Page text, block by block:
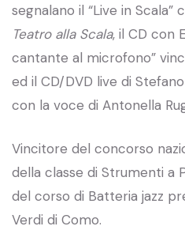
segnalano il “Live in Scala”
Teatro alla Scala, il CD con
cantante al microfono”
ed il CD/DVD live di
con la voce di Antonella
Vincitore del concorso
della classe di Strumenti a
del corso di Batteria jazz
Verdi di Como.